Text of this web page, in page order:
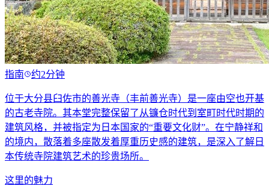
指南 约2分钟
位于大分县臼佐市的善光寺（丰前善光寺）是一座由空也开基
的古老寺院。其本堂完整保留了从镰仓时代到室町时代时期的
建筑风格，并被指定为日本国家的“重要文化财”。在宁静祥和
的境内，散落着多座散发着厚重历史感的建筑，是深入了解日
本传统寺院建筑艺术的珍贵场所。
这里的魅力